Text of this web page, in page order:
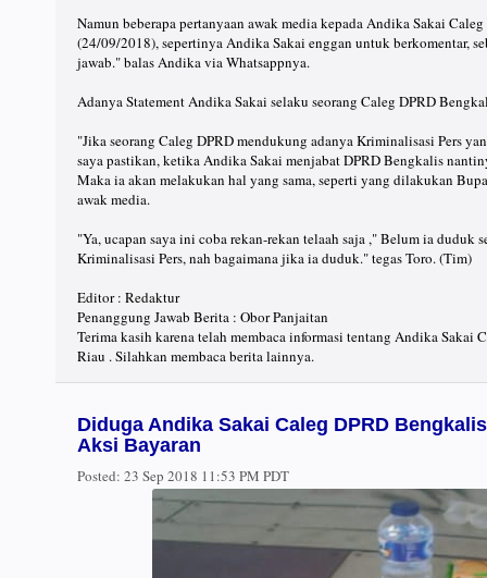
Namun beberapa pertanyaan awak media kepada Andika Sakai
(24/09/2018), sepertinya Andika Sakai enggan untuk berkomentar,
jawab." balas Andika via Whatsappnya.
Adanya Statement Andika Sakai selaku seorang Caleg DPRD
"Jika seorang Caleg DPRD mendukung adanya Kriminalisasi Pers
saya pastikan, ketika Andika Sakai menjabat DPRD Bengkalis
Maka ia akan melakukan hal yang sama, seperti yang dilakukan
awak media.
"Ya, ucapan saya ini coba rekan-rekan telaah saja ," Belum ia duduk
Kriminalisasi Pers, nah bagaimana jika ia duduk." tegas Toro. (Tim)
Editor : Redaktur
Penanggung Jawab Berita : Obor Panjaitan
Terima kasih karena telah membaca informasi tentang Andika
Riau . Silahkan membaca berita lainnya.
Diduga Andika Sakai Caleg DPRD
Aksi Bayaran
Posted: 23 Sep 2018 11:53 PM PDT